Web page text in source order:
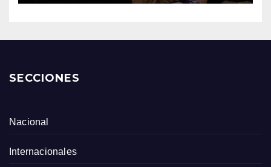
SECCIONES
Nacional
Internacionales